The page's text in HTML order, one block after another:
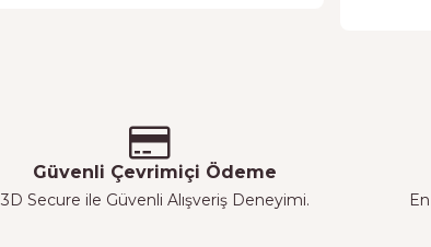
Güvenli Çevrimiçi Ödeme
3D Secure ile Güvenli Alışveriş Deneyimi.